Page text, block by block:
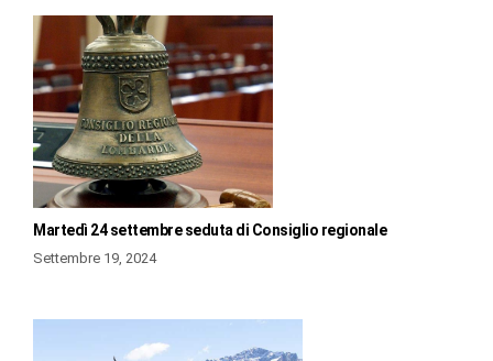
Martedì 24 settembre seduta di Consiglio regionale
Settembre 19, 2024